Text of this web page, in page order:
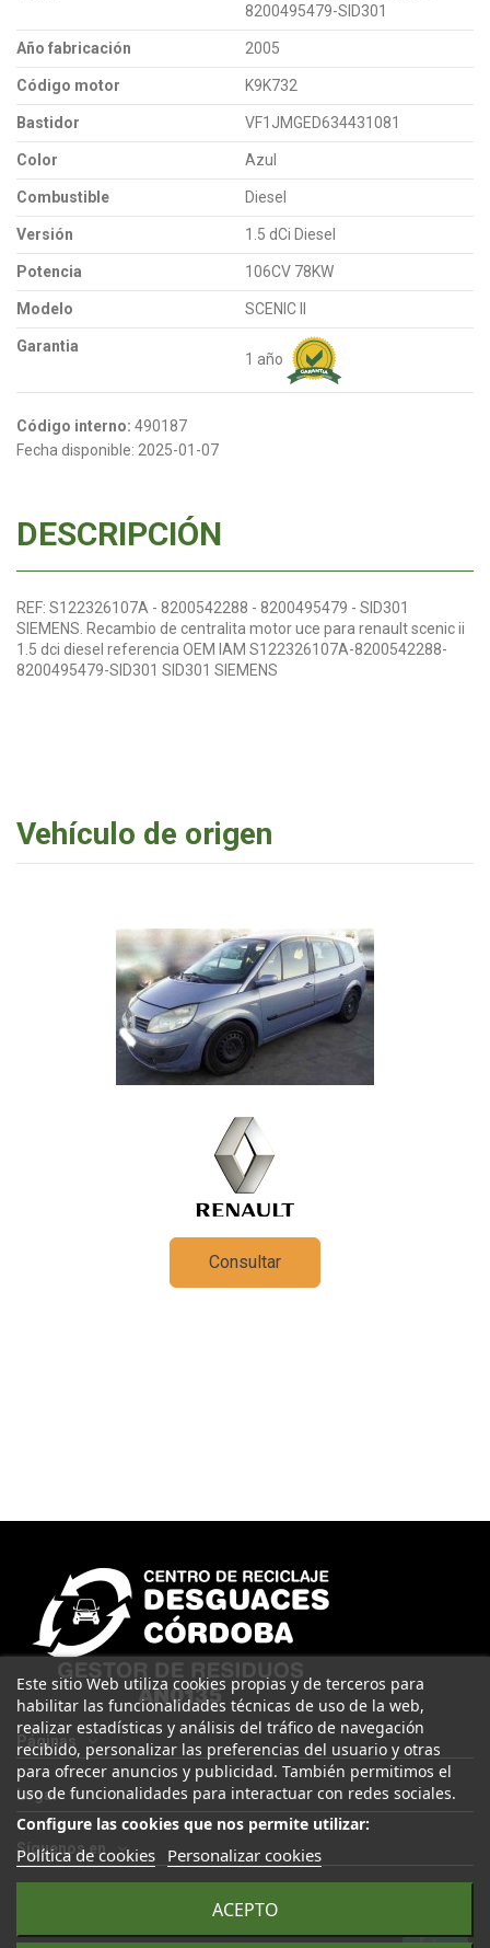
8200495479-SID301
Año fabricación 2005
Código motor K9K732
Bastidor VF1JMGED634431081
Color Azul
Combustible Diesel
Versión 1.5 dCi Diesel
Potencia 106CV 78KW
Modelo SCENIC II
Garantia
1 año
Código interno: 490187
Fecha disponible: 2025-01-07
DESCRIPCIÓN
REF: S122326107A - 8200542288 - 8200495479 - SID301
SIEMENS. Recambio de centralita motor uce para renault scenic ii
1.5 dci diesel referencia OEM IAM S122326107A-8200542288-
8200495479-SID301 SID301 SIEMENS
Vehículo de origen
Consultar
Páginas
Legal
Este sitio Web utiliza cookies propias y de terceros para
habilitar las funcionalidades técnicas de uso de la web,
realizar estadísticas y análisis del tráfico de navegación
recibido, personalizar las preferencias del usuario y otras
para ofrecer anuncios y publicidad. También permitimos el
uso de funcionalidades para interactuar con redes sociales.
Configure las cookies que nos permite utilizar:
Política de cookies Personalizar cookies
ACEPTO
Síguenos en